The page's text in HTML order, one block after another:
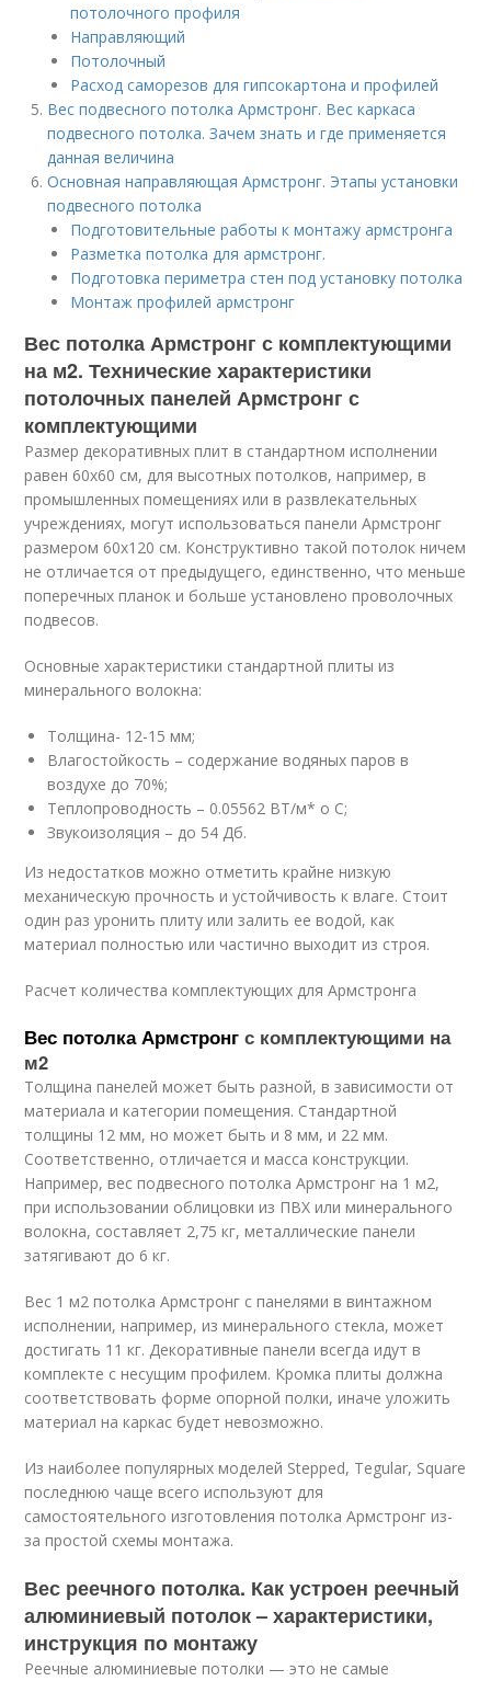
потолочного профиля
Направляющий
Потолочный
Расход саморезов для гипсокартона и профилей
Вес подвесного потолка Армстронг. Вес каркаса
подвесного потолка. Зачем знать и где применяется
данная величина
Основная направляющая Армстронг. Этапы установки
подвесного потолка
Подготовительные работы к монтажу армстронга
Разметка потолка для армстронг.
Подготовка периметра стен под установку потолка
Монтаж профилей армстронг
Вес потолка Армстронг с комплектующими
на м2. Технические характеристики
потолочных панелей Армстронг с
комплектующими
Размер декоративных плит в стандартном исполнении
равен 60х60 см, для высотных потолков, например, в
промышленных помещениях или в развлекательных
учреждениях, могут использоваться панели Армстронг
размером 60х120 см. Конструктивно такой потолок ничем
не отличается от предыдущего, единственно, что меньше
поперечных планок и больше установлено проволочных
подвесов.
Основные характеристики стандартной плиты из
минерального волокна:
Толщина- 12-15 мм;
Влагостойкость – содержание водяных паров в
воздухе до 70%;
Теплопроводность – 0.05562 ВТ/м* о С;
Звукоизоляция – до 54 Дб.
Из недостатков можно отметить крайне низкую
механическую прочность и устойчивость к влаге. Стоит
один раз уронить плиту или залить ее водой, как
материал полностью или частично выходит из строя.
Расчет количества комплектующих для Армстронга
Вес потолка Армстронг с комплектующими на
м2
Толщина панелей может быть разной, в зависимости от
материала и категории помещения. Стандартной
толщины 12 мм, но может быть и 8 мм, и 22 мм.
Соответственно, отличается и масса конструкции.
Например, вес подвесного потолка Армстронг на 1 м2,
при использовании облицовки из ПВХ или минерального
волокна, составляет 2,75 кг, металлические панели
затягивают до 6 кг.
Вес 1 м2 потолка Армстронг с панелями в винтажном
исполнении, например, из минерального стекла, может
достигать 11 кг. Декоративные панели всегда идут в
комплекте с несущим профилем. Кромка плиты должна
соответствовать форме опорной полки, иначе уложить
материал на каркас будет невозможно.
Из наиболее популярных моделей Stepped, Tegular, Square
последнюю чаще всего используют для
самостоятельного изготовления потолка Армстронг из-
за простой схемы монтажа.
Вес реечного потолка. Как устроен реечный
алюминиевый потолок – характеристики,
инструкция по монтажу
Реечные алюминиевые потолки — это не самые